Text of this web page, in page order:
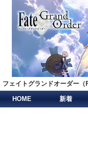
フェイトグランドオーダー
HOME 新着